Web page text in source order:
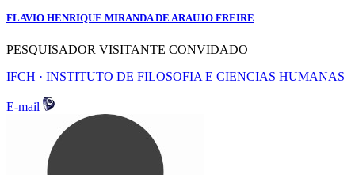
FLAVIO HENRIQUE MIRANDA DE ARAUJO FREIRE
PESQUISADOR VISITANTE CONVIDADO
IFCH · INSTITUTO DE FILOSOFIA E CIENCIAS HUMANAS
E-mail